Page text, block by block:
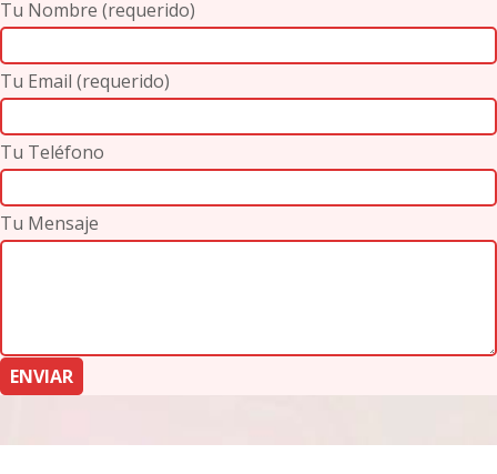
Tu Nombre (requerido)
Tu Email (requerido)
Tu Teléfono
Tu Mensaje